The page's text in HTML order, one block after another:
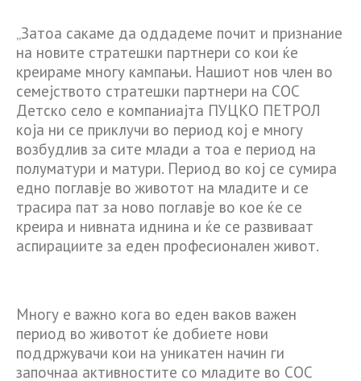
„Затоа сакаме да оддадеме почит и признание
на новите стратешки партнери со кои ќе
креираме многу кампањи. Нашиот нов член во
семејството стратешки партнери на СОС
Детско село е компаниајта ПУЦКО ПЕТРОЛ
која ни се приклучи во период кој е многу
возбудлив за сите млади а тоа е период на
полуматури и матури. Период во кој се сумира
едно поглавје во животот на младите и се
трасира пат за ново поглавје во кое ќе се
креира и нивната иднина и ќе се развиваат
аспирациите за еден професионален живот.
Многу е важно кога во еден ваков важен
период во животот ќе добиете нови
поддржувачи кои на уникатен начин ги
започнаа активностите со младите во СОС